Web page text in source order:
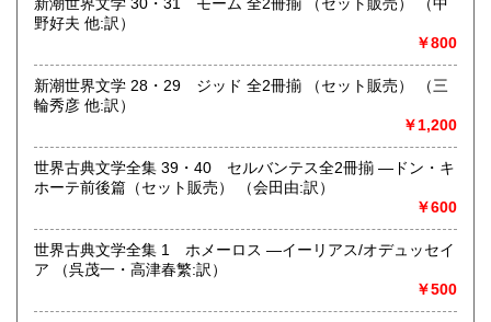
「出張買取」「持込買取」「宅配便による買取」にて行って
おります。まずは、ご希望の買取方法をご連絡下さい。その
際に、お売りいただけるお品の内容・数量も、合わせてお知
らせください。
取り扱い分野
美術工芸、外国文学、趣味、サブカルチャー、古書一般（そ
の他）
野好夫 他:訳）
￥800
新潮世界文学 28・29 ジッド 全2冊揃 （セット販売） （三
輪秀彦 他:訳）
￥1,200
世界古典文学全集 39・40 セルバンテス全2冊揃 ―ドン・キ
ホーテ前後篇（セット販売） （会田由:訳）
￥600
世界古典文学全集 1 ホメーロス ―イーリアス/オデュッセイ
ア （呉茂一・高津春繁:訳）
￥500